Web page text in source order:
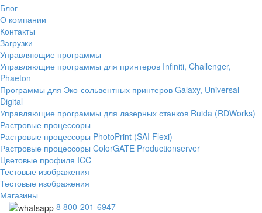
Блог
О компании
Контакты
Загрузки
Управляющие программы
Управляющие программы для принтеров Infiniti, Challenger,
Phaeton
Программы для Эко-сольвентных принтеров Galaxy, Universal
Digital
Управляющие программы для лазерных станков Ruida (RDWorks)
Растровые процессоры
Растровые процессоры PhotoPrint (SAI Flexi)
Растровые процессоры ColorGATE Productionserver
Цветовые профиля ICC
Тестовые изображения
Тестовые изображения
Магазины
8 800-201-6947